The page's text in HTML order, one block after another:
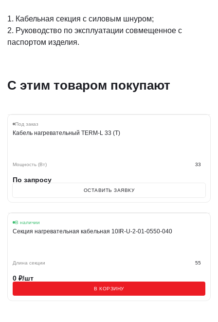
1. Кабельная секция с силовым шнуром;
2. Руководство по эксплуатации совмещенное с
паспортом изделия.
С этим товаром покупают
Под заказ
Кабель нагревательный TERM-L 33 (T)
Мощность (Вт) 33
По запросу
ОСТАВИТЬ ЗАЯВКУ
В наличии
Секция нагревательная кабельная 10IR-U-2-01-0550-040
Длина секции 55
0 ₽/шт
В КОРЗИНУ